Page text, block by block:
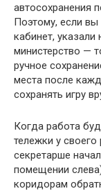
автосохранения
Поэтому, если вы
кабинет,
министерство —
ручное
места после
сохранять игру
Когда работа
тележки у своего
секретарше
помещении
коридорам